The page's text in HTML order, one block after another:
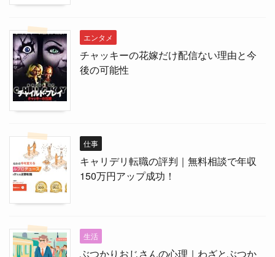
エンタメ
チャッキーの花嫁だけ配信ない理由と今
後の可能性
仕事
キャリデリ転職の評判｜無料相談で年収
150万円アップ成功！
生活
ぶつかりおじさんの心理｜わざとぶつか